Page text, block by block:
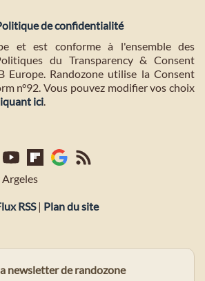
de confidentialité
et est conforme à l'ensemble des
du Transparency & Consent
Europe. Randozone utilise la Consent
n°92. Vous pouvez modifier vos choix
ici.
RSS| Plan du site
newsletter de randozone